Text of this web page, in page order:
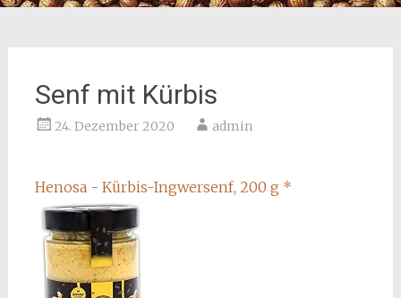
Senf mit Kürbis
24. Dezember 2020 admin
Henosa - Kürbis-Ingwersenf, 200 g *